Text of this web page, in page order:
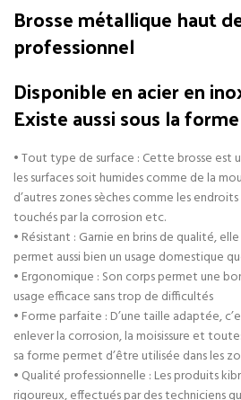
Brosse métallique haut
professionnel
Disponible en acier en
Existe aussi sous la
• Tout type de surface : Cette brosse
les surfaces soit humides comme de la
d’autres zones sèches comme les
touchés par la corrosion etc.
• Résistant : Garnie en brins de qualité,
permet aussi bien un usage domestique
• Ergonomique : Son corps permet une
usage efficace sans trop de difficultés
• Forme parfaite : D’une taille adaptée,
enlever la corrosion, la moisissure et
sa forme permet d’être utilisée dans les
• Qualité professionnelle : Les produits